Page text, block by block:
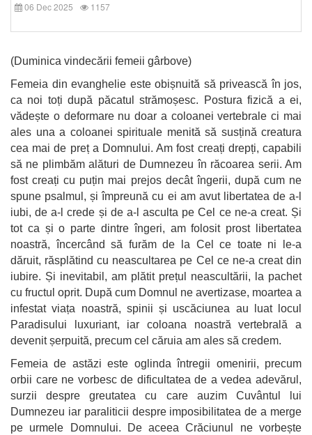
06 Dec 2025 1157
(Duminica vindecării femeii gârbove)
Femeia din evanghelie este obișnuită să privească în jos,
ca noi toți după păcatul strămoșesc. Postura fizică a ei,
vădește o deformare nu doar a coloanei vertebrale ci mai
ales una a coloanei spirituale menită să susțină creatura
cea mai de preț a Domnului. Am fost creați drepți, capabili
să ne plimbăm alături de Dumnezeu în răcoarea serii. Am
fost creați cu puțin mai prejos decât îngerii, după cum ne
spune psalmul, și împreună cu ei am avut libertatea de a-l
iubi, de a-l crede și de a-l asculta pe Cel ce ne-a creat. Și
tot ca și o parte dintre îngeri, am folosit prost libertatea
noastră, încercând să furăm de la Cel ce toate ni le-a
dăruit, răsplătind cu neascultarea pe Cel ce ne-a creat din
iubire. Și inevitabil, am plătit prețul neascultării, la pachet
cu fructul oprit. După cum Domnul ne avertizase, moartea a
infestat viața noastră, spinii și uscăciunea au luat locul
Paradisului luxuriant, iar coloana noastră vertebrală a
devenit șerpuită, precum cel căruia am ales să credem.
Femeia de astăzi este oglinda întregii omenirii, precum
orbii care ne vorbesc de dificultatea de a vedea adevărul,
surzii despre greutatea cu care auzim Cuvântul lui
Dumnezeu iar paraliticii despre imposibilitatea de a merge
pe urmele Domnului. De aceea Crăciunul ne vorbește